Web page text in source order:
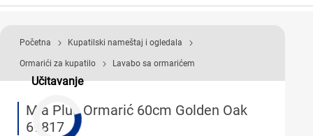
Učitavanje
Početna Kupatilski nameštaj i ogledala
Ormarići za kupatilo Lavabo sa ormarićem
Mia Plus Ormarić 60cm Golden Oak
69817